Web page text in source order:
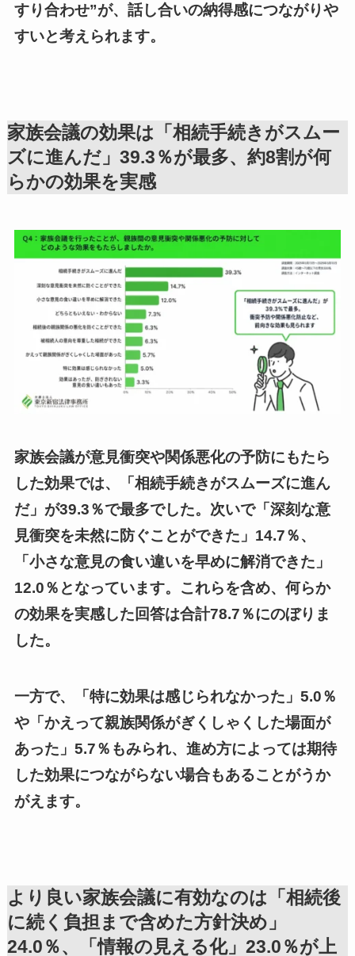
すり合わせ”が、話し合いの納得感につながりや
すいと考えられます。
家族会議の効果は「相続手続きがスムー
ズに進んだ」39.3％が最多、約8割が何
らかの効果を実感
家族会議が意見衝突や関係悪化の予防にもたら
した効果では、「相続手続きがスムーズに進ん
だ」が39.3％で最多でした。次いで「深刻な意
見衝突を未然に防ぐことができた」14.7％、
「小さな意見の食い違いを早めに解消できた」
12.0％となっています。これらを含め、何らか
の効果を実感した回答は合計78.7％にのぼりま
した。
一方で、「特に効果は感じられなかった」5.0％
や「かえって親族関係がぎくしゃくした場面が
あった」5.7％もみられ、進め方によっては期待
した効果につながらない場合もあることがうか
がえます。
より良い家族会議に有効なのは「相続後
に続く負担まで含めた方針決め」
24.0％、「情報の見える化」23.0％が上